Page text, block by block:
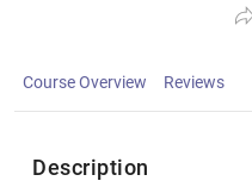
Course Overview Reviews
Description